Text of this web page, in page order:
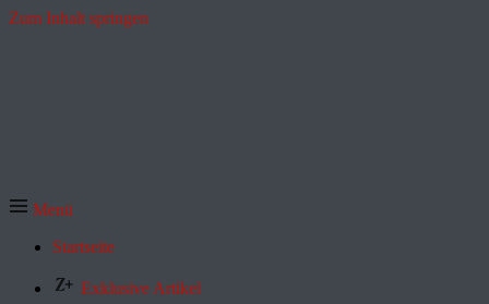
Zum Inhalt springen
Menü
Startseite
Exklusive Artikel